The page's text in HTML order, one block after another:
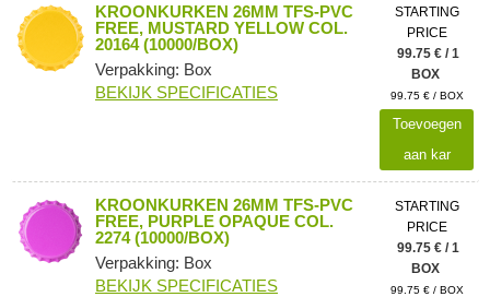
KROONKURKEN 26MM TFS-PVC
FREE, MUSTARD YELLOW COL.
20164 (10000/BOX)
Verpakking: Box
BEKIJK SPECIFICATIES
STARTING
PRICE
99.75 € / 1
BOX
99.75 € / BOX
Toevoegen
aan kar
KROONKURKEN 26MM TFS-PVC
FREE, PURPLE OPAQUE COL.
2274 (10000/BOX)
Verpakking: Box
BEKIJK SPECIFICATIES
STARTING
PRICE
99.75 € / 1
BOX
99.75 € / BOX